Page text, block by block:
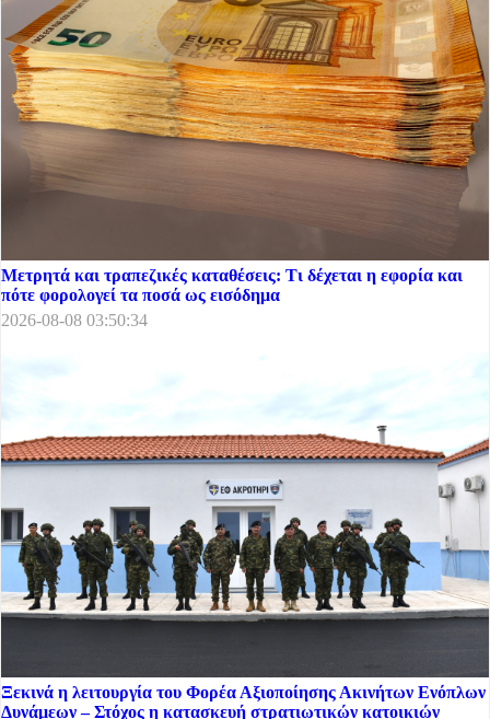
Μετρητά και τραπεζικές καταθέσεις: Τι δέχεται η εφορία και
πότε φορολογεί τα ποσά ως εισόδημα
2026-08-08 03:50:34
Ξεκινά η λειτουργία του Φορέα Αξιοποίησης Ακινήτων Ενόπλων
Δυνάμεων – Στόχος η κατασκευή στρατιωτικών κατοικιών